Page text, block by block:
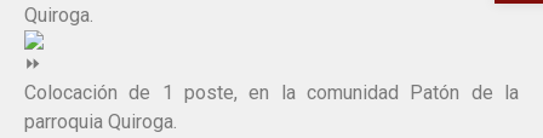
Quiroga.
Colocación de 1 poste, en la comunidad Patón de la
parroquia Quiroga.